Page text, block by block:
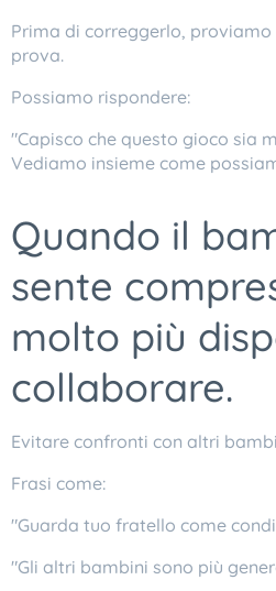
Prima di correggerlo,
prova.
Possiamo rispondere:
"Capisco che questo gioco sia
Vediamo insieme come
Quando il
sente
molto più
collaborare.
Evitare confronti con altri
Frasi come:
"Guarda tuo fratello come
"Gli altri bambini sono più